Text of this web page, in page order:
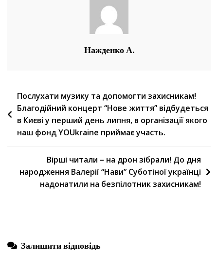
До
Організації
Концерту
Нажденко А.
Навігація
записів
Послухати музику та допомогти захисникам!
Благодійний концерт “Нове життя” відбудеться
в Києві у перший день липня, в організації якого
наш фонд YOUkraine приймає участь.
Вірші читали – на дрон зібрали! До дня
народження Валерії “Нави” Суботіної українці
надонатили на безпілотник захисникам!
Залишити відповідь